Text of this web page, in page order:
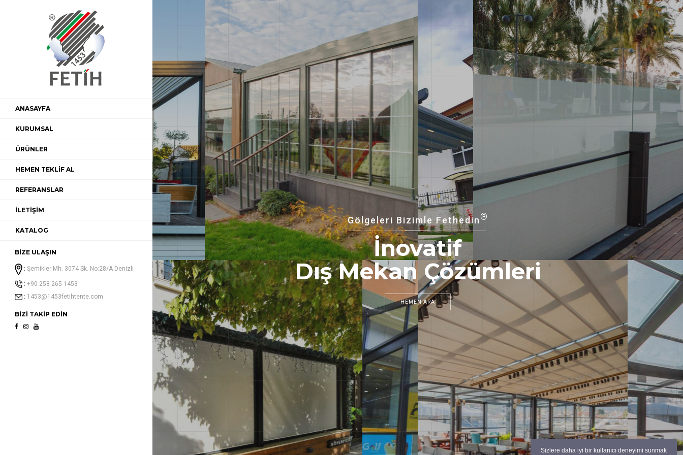
Sizlere daha iyi bir kullanıcı deneyimi sunmak
ANASAYFA
KURUMSAL
ÜRÜNLER
HEMEN TEKLİF AL
REFERANSLAR
İLETİŞİM
KATALOG
BİZE ULAŞIN
Şemikler Mh. 3074 Sk. No:28/A Denizli
+90 258 265 1453
1453@1453fetihtente.com
BİZİ TAKİP EDİN
Gölgeleri Bizimle Fethedin®
İnovatif
Dış Mekan Çözümleri
HEMEN ARA